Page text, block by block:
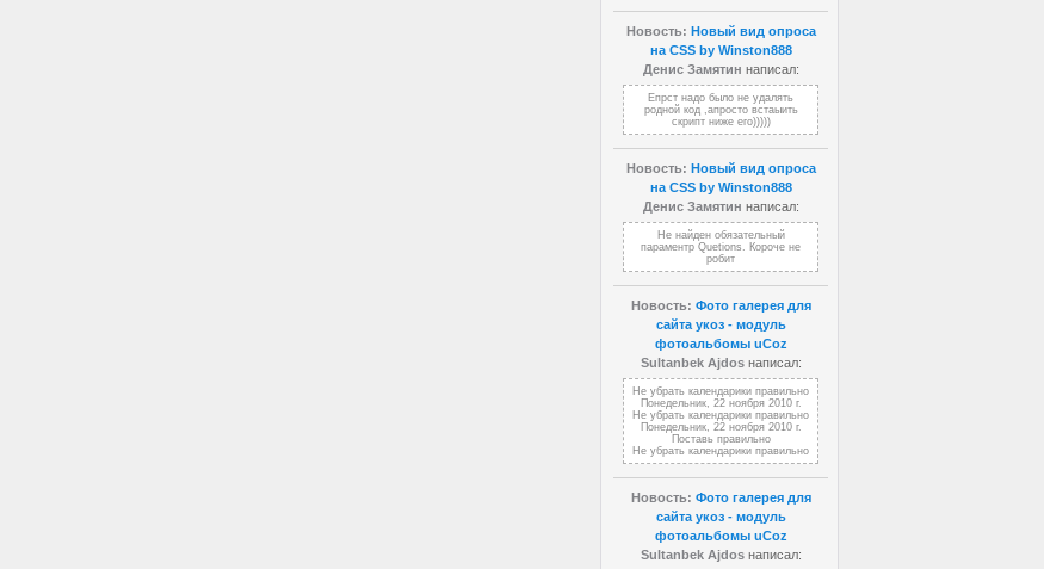
Новость: Новый вид опроса
на CSS by Winston888
Денис Замятин написал:
Епрст надо было не удалять
родной код ,апросто встаыить
скрипт ниже его)))))
Новость: Новый вид опроса
на CSS by Winston888
Денис Замятин написал:
Не найден обязательный
параментр Quetions. Короче не
робит
Новость: Фото галерея для
сайта укоз - модуль
фотоальбомы uCoz
Sultanbek Ajdosнаписал:
Не убрать календарики правильно
Понедельник, 22 ноября 2010 г.
Не убрать календарики правильно
Понедельник, 22 ноября 2010 г.
Поставь правильно
Не убрать календарики правильно
Новость: Фото галерея для
сайта укоз - модуль
фотоальбомы uCoz
Sultanbek Ajdosнаписал: